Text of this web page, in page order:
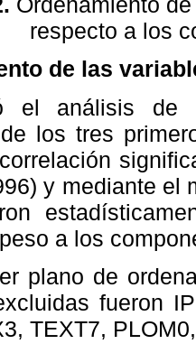
respecto a los
de las
el análisis de
los tres
y mediante el
a los
plano de
fueron
TEXT7,